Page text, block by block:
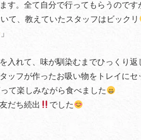
す。全て自分で行ってもらうので
て、教えていたスタッフはビックリ
」
入れて、味が馴染むまでひっくり返
ッフが作ったお吸い物をトレイに
て楽しみながら食べました
だち続出
でした